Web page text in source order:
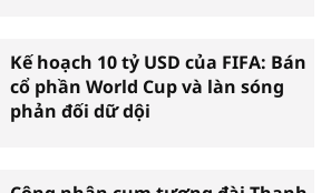
Kế hoạch 10 tỷ USD của FIFA: Bán
cổ phần World Cup và làn sóng
phản đối dữ dội